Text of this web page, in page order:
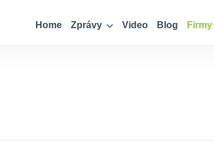
Home Zprávy Video Blog Firmy